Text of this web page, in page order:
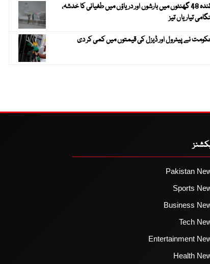
آئندہ 48 گھنٹوں میں بارشوں اور دریاؤں میں طغیانی کا خدشہ،
تیاریاں تیز
نے پیٹرول اور ڈیزل کی قیمتوں میں کمی کر دی
Pakistan
Sports
Business
Tech
Entertainment
Health